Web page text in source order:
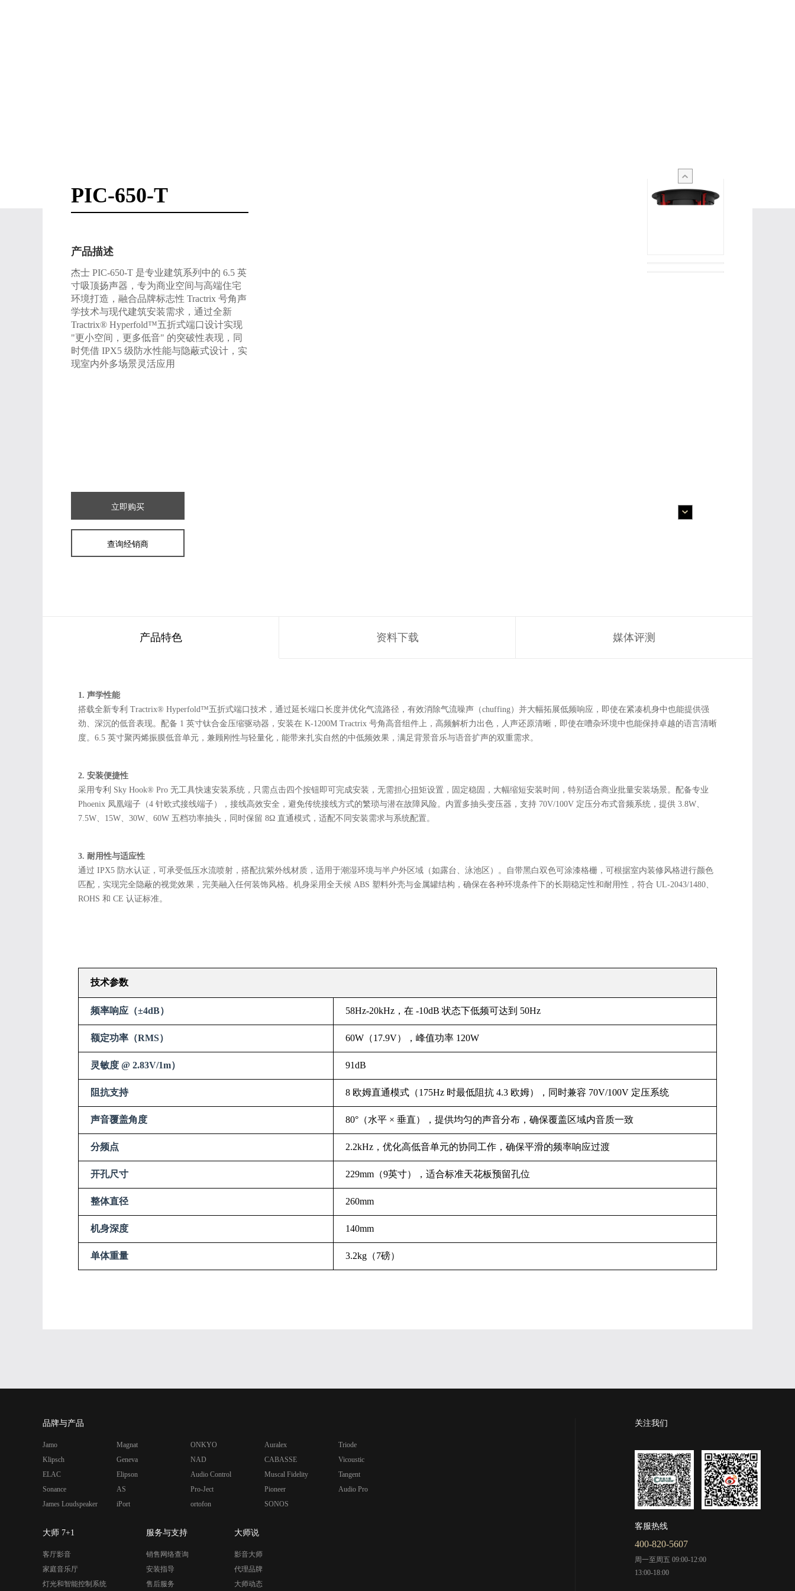
PIC-650-T
产品描述
杰士 PIC-650-T 是专业建筑系列中的 6.5 英
寸吸顶扬声器，专为商业空间与高端住宅
环境打造，融合品牌标志性 Tractrix 号角声
学技术与现代建筑安装需求，通过全新
Tractrix® Hyperfold™五折式端口设计实现
"更小空间，更多低音" 的突破性表现，同
时凭借 IPX5 级防水性能与隐蔽式设计，实
现室内外多场景灵活应用
立即购买
查询经销商
产品特色 资料下载 媒体评测
1. 声学性能
搭载全新专利 Tractrix® Hyperfold™五折式端口技术，通过延长端口长度并优化气流路径，有效消除气流噪声（chuffing）并大幅拓展低频响应，即使在紧凑机身中也能提供强
劲、深沉的低音表现。配备 1 英寸钛合金压缩驱动器，安装在 K-1200M Tractrix 号角高音组件上，高频解析力出色，人声还原清晰，即使在嘈杂环境中也能保持卓越的语言清晰
度。6.5 英寸聚丙烯振膜低音单元，兼顾刚性与轻量化，能带来扎实自然的中低频效果，满足背景音乐与语音扩声的双重需求。
2. 安装便捷性
采用专利 Sky Hook® Pro 无工具快速安装系统，只需点击四个按钮即可完成安装，无需担心扭矩设置，固定稳固，大幅缩短安装时间，特别适合商业批量安装场景。配备专业
Phoenix 凤凰端子（4 针欧式接线端子），接线高效安全，避免传统接线方式的繁琐与潜在故障风险。内置多抽头变压器，支持 70V/100V 定压分布式音频系统，提供 3.8W、
7.5W、15W、30W、60W 五档功率抽头，同时保留 8Ω 直通模式，适配不同安装需求与系统配置。
3. 耐用性与适应性
通过 IPX5 防水认证，可承受低压水流喷射，搭配抗紫外线材质，适用于潮湿环境与半户外区域（如露台、泳池区）。自带黑白双色可涂漆格栅，可根据室内装修风格进行颜色
匹配，实现完全隐蔽的视觉效果，完美融入任何装饰风格。机身采用全天候 ABS 塑料外壳与金属罐结构，确保在各种环境条件下的长期稳定性和耐用性，符合 UL-2043/1480、
ROHS 和 CE 认证标准。
技术参数
频率响应（±4dB） 58Hz-20kHz，在 -10dB 状态下低频可达到 50Hz
额定功率（RMS） 60W（17.9V），峰值功率 120W
灵敏度 @ 2.83V/1m） 91dB
阻抗支持 8 欧姆直通模式（175Hz 时最低阻抗 4.3 欧姆），同时兼容 70V/100V 定压系统
声音覆盖角度 80°（水平 × 垂直），提供均匀的声音分布，确保覆盖区域内音质一致
分频点 2.2kHz，优化高低音单元的协同工作，确保平滑的频率响应过渡
开孔尺寸 229mm（9英寸），适合标准天花板预留孔位
整体直径 260mm
机身深度 140mm
单体重量 3.2kg（7磅）
品牌与产品
Jamo
Klipsch
ELAC
Sonance
James Loudspeaker
Magnat
Geneva
Elipson
AS
iPort
ONKYO
NAD
Audio Control
Pro-Ject
ortofon
Auralex
CABASSE
Muscal Fidelity
Pioneer
SONOS
Triode
Vicoustic
Tangent
Audio Pro
大师 7+1
客厅影音
家庭音乐厅
灯光和智能控制系统
服务与支持
销售网络查询
安装指导
售后服务
大师说
影音大师
代理品牌
大师动态
关注我们
客服热线
400-820-5607
周一至周五 09:00-12:00
13:00-18:00